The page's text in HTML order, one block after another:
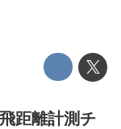
距離計測チ